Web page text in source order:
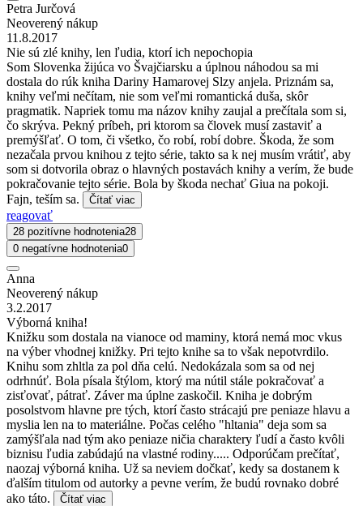
Petra Jurčová
Neoverený nákup
11.8.2017
Nie sú zlé knihy, len ľudia, ktorí ich nepochopia
Som Slovenka žijúca vo Švajčiarsku a úplnou náhodou sa mi
dostala do rúk kniha Dariny Hamarovej Slzy anjela. Priznám sa,
knihy veľmi nečítam, nie som veľmi romantická duša, skôr
pragmatik. Napriek tomu ma názov knihy zaujal a prečítala som si,
čo skrýva. Pekný príbeh, pri ktorom sa človek musí zastaviť a
premýšľať. O tom, či všetko, čo robí, robí dobre. Škoda, že som
nezačala prvou knihou z tejto série, takto sa k nej musím vrátiť, aby
som si dotvorila obraz o hlavných postavách knihy a verím, že bude
pokračovanie tejto série. Bola by škoda nechať Giua na pokoji.
Fajn, teším sa.
Čítať viac
reagovať
28 pozitívne hodnotenia28
0 negatívne hodnotenia0
Anna
Neoverený nákup
3.2.2017
Výborná kniha!
Knižku som dostala na vianoce od maminy, ktorá nemá moc vkus
na výber vhodnej knižky. Pri tejto knihe sa to však nepotvrdilo.
Knihu som zhltla za pol dňa celú. Nedokázala som sa od nej
odrhnúť. Bola písala štýlom, ktorý ma nútil stále pokračovať a
zisťovať, pátrať. Záver ma úplne zaskočil. Kniha je dobrým
posolstvom hlavne pre tých, ktorí často strácajú pre peniaze hlavu a
myslia len na to materiálne. Počas celého "hltania" deja som sa
zamýšľala nad tým ako peniaze ničia charaktery ľudí a často kvôli
biznisu ľudia zabúdajú na vlastné rodiny..... Odporúčam prečítať,
naozaj výborná kniha. Už sa neviem dočkať, kedy sa dostanem k
ďalším titulom od autorky a pevne verím, že budú rovnako dobré
ako táto.
Čítať viac